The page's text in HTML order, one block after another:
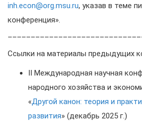
inh.econ@org.msu.ru, указав в теме
конференция».
Ссылки на материалы предыдущих
II Международная научная
народного хозяйства и
«Другой канон: теория и
развития» (декабрь 2025 г.)